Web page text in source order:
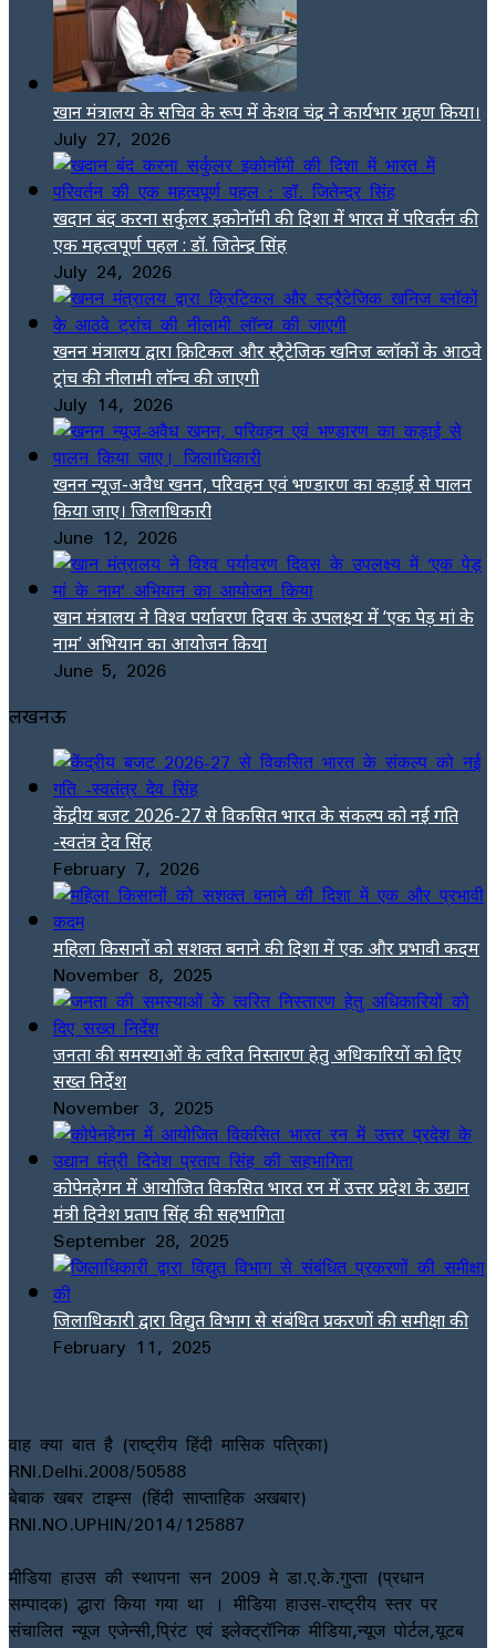
खान मंत्रालय के सचिव के रूप में केशव चंद्र ने कार्यभार ग्रहण किया।
July 27, 2026
खदान बंद करना सर्कुलर इकोनॉमी की दिशा में भारत में परिवर्तन की
एक महत्वपूर्ण पहल : डॉ. जितेन्द्र सिंह
July 24, 2026
खनन मंत्रालय द्वारा क्रिटिकल और स्ट्रैटेजिक खनिज ब्लॉकों के आठवे
ट्रांच की नीलामी लॉन्च की जाएगी
July 14, 2026
खनन न्यूज-अवैध खनन, परिवहन एवं भण्डारण का कड़ाई से पालन
किया जाए। जिलाधिकारी
June 12, 2026
खान मंत्रालय ने विश्व पर्यावरण दिवस के उपलक्ष्य में ‘एक पेड़ मां के
नाम’ अभियान का आयोजन किया
June 5, 2026
लखनऊ
केंद्रीय बजट 2026-27 से विकसित भारत के संकल्प को नई गति
-स्वतंत्र देव सिंह
February 7, 2026
महिला किसानों को सशक्त बनाने की दिशा में एक और प्रभावी कदम
November 8, 2025
जनता की समस्याओं के त्वरित निस्तारण हेतु अधिकारियों को दिए
सख्त निर्देश
November 3, 2025
कोपेनहेगन में आयोजित विकसित भारत रन में उत्तर प्रदेश के उद्यान
मंत्री दिनेश प्रताप सिंह की सहभागिता
September 28, 2025
जिलाधिकारी द्वारा विद्युत विभाग से संबंधित प्रकरणों की समीक्षा की
February 11, 2025
वाह क्या बात है (राष्ट्रीय हिंदी मासिक पत्रिका)
RNI.Delhi.2008/50588
बेबाक खबर टाइम्स (हिंदी साप्ताहिक अखबार)
RNI.NO.UPHIN/2014/125887
मीडिया हाउस की स्थापना सन 2009 मे डा.ए.के.गुप्ता (प्रधान
सम्पादक) द्धारा किया गया था । मीडिया हाउस-राष्ट्रीय स्तर पर
संचालित न्यूज एजेन्सी,प्रिंट एवं इलेक्ट्रॉनिक मीडिया,न्यूज पोर्टल,यूटब